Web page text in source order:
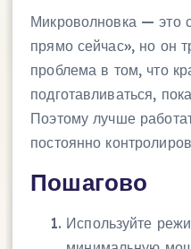
Микроволновка — это
прямо сейчас», но он
проблема в том, что
подготавливаться,
Поэтому лучше
постоянно
Пошагово
Используйте